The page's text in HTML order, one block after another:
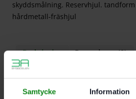
Samtycke Information
skyddsmålning. Reservhjul. tandform
hårdmetall-fräshjul
Beskrivning Recensioner (0)